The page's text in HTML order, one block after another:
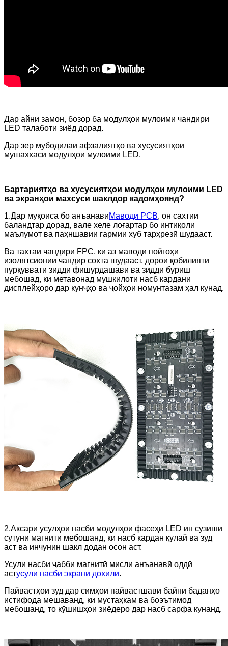
Дар айни замон, бозор ба модулҳои мулоими чандири
LED талаботи зиёд дорад.
Дар зер мубодилаи афзалиятҳо ва хусусиятҳои
мушаххаси модулҳои мулоими LED.
Бартариятҳо ва хусусиятҳои модулҳои мулоими LED
ва экранҳои махсуси шаклдор кадомҳоянд?
1.Дар муқоиса бо анъанавӣМаводи PCB, он сахтии
баландтар дорад, вале хеле лоғартар бо интиқоли
маълумот ва паҳншавии гармии хуб тарҳрезӣ шудааст.
Ва тахтаи чандири FPC, ки аз маводи пойгоҳи
изолятсионии чандир сохта шудааст, дорои қобилияти
пурқуввати зидди фишурдашавӣ ва зидди буриш
мебошад, ки метавонад мушкилоти насб кардани
дисплейҳоро дар кунҷҳо ва ҷойҳои номунтазам ҳал кунад.
2.Аксари усулҳои насби модулҳои фасеҳи LED ин сӯзиши
сутуни магнитӣ мебошанд, ки насб кардан қулай ва зуд
аст ва инчунин шакл додан осон аст.
Усули насби ҷабби магнитӣ мисли анъанавӣ оддӣ
астусули насби экрани дохилӣ.
Пайвастҳои зуд дар симҳои пайвастшавӣ байни баданҳо
истифода мешаванд, ки мустаҳкам ва боэътимод
мебошанд, то кӯшишҳои зиёдеро дар насб сарфа кунанд.